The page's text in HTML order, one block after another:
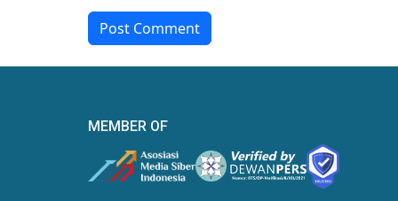
Post Comment
MEMBER OF